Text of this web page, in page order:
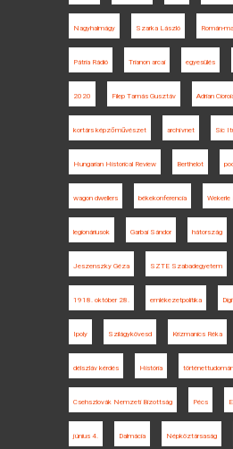
Nagyhalmágy Szarka László Román-
Pátria Rádió Trianon arcai egyesülés
2020 Filep Tamás Gusztáv Adrian
kortárs képzőművészet archívnet Sic
Hungarian Historical Review Berthelot
wagon dwellers békekonferencia Wekerle
legionáriusok Garbai Sándor hátország
Jeszenszky Géza SZTE Szabadegyetem
1918. október 28. emlékezetpolitika
Ipoly Szilágykövesd Krizmanics Réka
délszláv kérdés História
Csehszlovák Nemzeti Bizottság Pécs
június 4. Dalmácia Népköztársaság